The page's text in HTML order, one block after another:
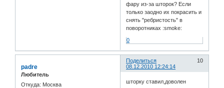
фару из-за шторок? Если
только заодно их покрасить и
снять "ребристость" в
поворотниках :smoke:
0
Поделиться
10
08.12.2010 12:24:14
padre
Любитель
Откуда: Москва
шторку ставил,доволен